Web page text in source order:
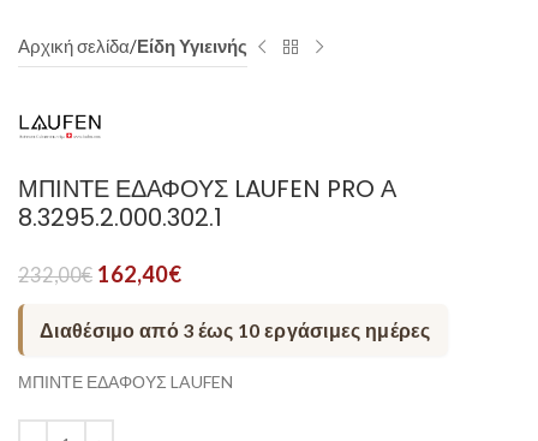
Αρχική σελίδα Είδη Υγιεινής
ΜΠΙΝΤΕ ΕΔΑΦΟΥΣ LAUFEN PRO Α
8.3295.2.000.302.1
232,00€ 162,40€
Διαθέσιμο από 3 έως 10 εργάσιμες ημέρες
ΜΠΙΝΤΕ ΕΔΑΦΟΥΣ LAUFEN